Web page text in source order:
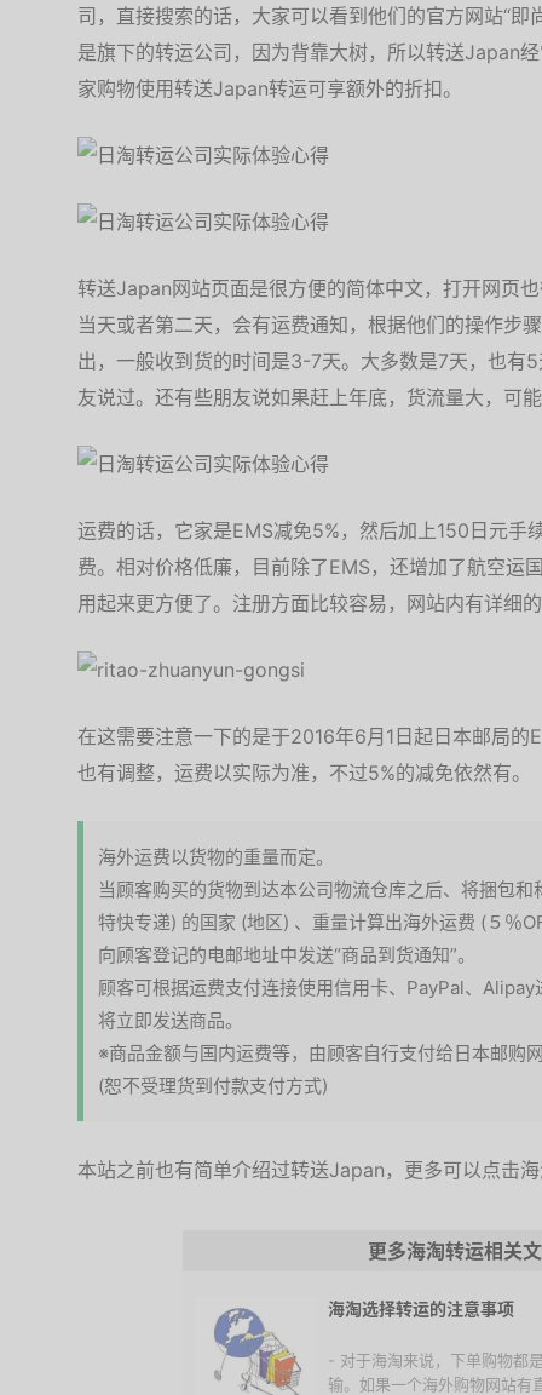
司，直接搜索的话，大家可以看到他们的官方网站“
是旗下的转运公司，因为背靠大树，所以转送Japan
家购物使用转送Japan转运可享额外的折扣。
转送Japan网站页面是很方便的简体中文，打开网页
当天或者第二天，会有运费通知，根据他们的操作步
出，一般收到货的时间是3-7天。大多数是7天，也有
友说过。还有些朋友说如果赶上年底，货流量大，可
运费的话，它家是EMS减免5%，然后加上150日元手
费。相对价格低廉，目前除了EMS，还增加了航空运
用起来更方便了。注册方面比较容易，网站内有详细
在这需要注意一下的是于2016年6月1日起日本邮局的
也有调整，运费以实际为准，不过5%的减免依然有。
海外运费以货物的重量而定。
当顾客购买的货物到达本公司物流仓库之后、将捆包
特快专递) 的国家 (地区) 、重量计算出海外运费 (５％
向顾客登记的电邮地址中发送“商品到货通知”。
顾客可根据运费支付连接使用信用卡、PayPal、
将立即发送商品。
※商品金额与国内运费等，由顾客自行支付给日本邮购
(恕不受理货到付款支付方式)
本站之前也有简单介绍过转送Japan，更多可以点击
更多海淘转运相关
海淘选择转运的注意事项
- 对于海淘来说，下单购物都
输。如果一个海外购物网站有